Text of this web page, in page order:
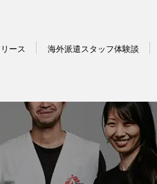
ース 海外派遣スタッフ体験談